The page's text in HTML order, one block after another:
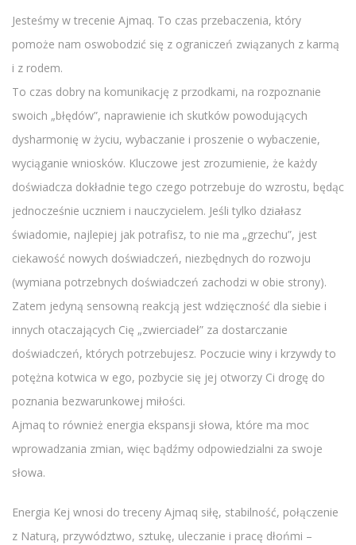
Jesteśmy w trecenie Ajmaq. To czas przebaczenia, który
pomoże nam oswobodzić się z ograniczeń związanych z karmą
i z rodem.
To czas dobry na komunikację z przodkami, na rozpoznanie
swoich „błędów”, naprawienie ich skutków powodujących
dysharmonię w życiu, wybaczanie i proszenie o wybaczenie,
wyciąganie wniosków. Kluczowe jest zrozumienie, że każdy
doświadcza dokładnie tego czego potrzebuje do wzrostu, będąc
jednocześnie uczniem i nauczycielem. Jeśli tylko działasz
świadomie, najlepiej jak potrafisz, to nie ma „grzechu”, jest
ciekawość nowych doświadczeń, niezbędnych do rozwoju
(wymiana potrzebnych doświadczeń zachodzi w obie strony).
Zatem jedyną sensowną reakcją jest wdzięczność dla siebie i
innych otaczających Cię „zwierciadeł” za dostarczanie
doświadczeń, których potrzebujesz. Poczucie winy i krzywdy to
potężna kotwica w ego, pozbycie się jej otworzy Ci drogę do
poznania bezwarunkowej miłości.
Ajmaq to również energia ekspansji słowa, które ma moc
wprowadzania zmian, więc bądźmy odpowiedzialni za swoje
słowa.
Energia Kej wnosi do treceny Ajmaq siłę, stabilność, połączenie
z Naturą, przywództwo, sztukę, uleczanie i pracę dłońmi –